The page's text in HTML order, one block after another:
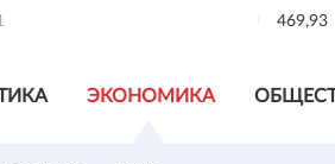
469,93
ЭКОНОМИКА